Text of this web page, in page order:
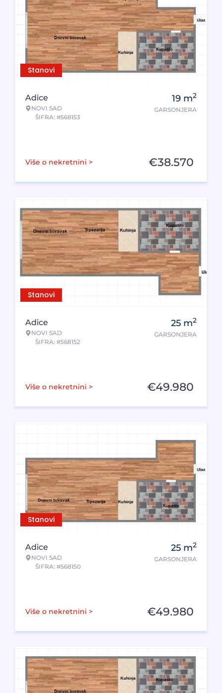
Stanovi
Adice
NOVI SAD
ŠIFRA: #568153
19 m2
GARSONJERA
Više o nekretnini > €38.570
Stanovi
Adice
NOVI SAD
ŠIFRA: #568152
25 m2
GARSONJERA
Više o nekretnini > €49.980
Stanovi
Adice
NOVI SAD
ŠIFRA: #568150
25 m2
GARSONJERA
Više o nekretnini > €49.980